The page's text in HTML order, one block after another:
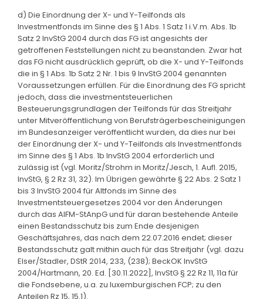
d) Die Einordnung der X- und Y-Teilfonds als
Investmentfonds im Sinne des § 1 Abs. 1 Satz 1 i.V.m. Abs. 1b
Satz 2 InvStG 2004 durch das FG ist angesichts der
getroffenen Feststellungen nicht zu beanstanden. Zwar hat
das FG nicht ausdrücklich geprüft, ob die X- und Y-Teilfonds
die in § 1 Abs. 1b Satz 2 Nr. 1 bis 9 InvStG 2004 genannten
Voraussetzungen erfüllen. Für die Einordnung des FG spricht
jedoch, dass die investmentsteuerlichen
Besteuerungsgrundlagen der Teilfonds für das Streitjahr
unter Mitveröffentlichung von Berufsträgerbescheinigungen
im Bundesanzeiger veröffentlicht wurden, da dies nur bei
der Einordnung der X- und Y-Teilfonds als Investmentfonds
im Sinne des § 1 Abs. 1b InvStG 2004 erforderlich und
zulässig ist (vgl. Moritz/Strohm in Moritz/Jesch, 1. Aufl. 2015,
InvStG, § 2 Rz 31, 32). Im Übrigen gewährte § 22 Abs. 2 Satz 1
bis 3 InvStG 2004 für Altfonds im Sinne des
Investmentsteuergesetzes 2004 vor den Änderungen
durch das AIFM-StAnpG und für daran bestehende Anteile
einen Bestandsschutz bis zum Ende desjenigen
Geschäftsjahres, das nach dem 22.07.2016 endet; dieser
Bestandsschutz galt mithin auch für das Streitjahr (vgl. dazu
Elser/Stadler, DStR 2014, 233, (238); BeckOK InvStG
2004/Hartmann, 20. Ed. [30.11.2022], InvStG § 22 Rz 11, 11a für
die Fondsebene, u.a. zu luxemburgischen FCP; zu den
Anteilen Rz 15, 15.1).